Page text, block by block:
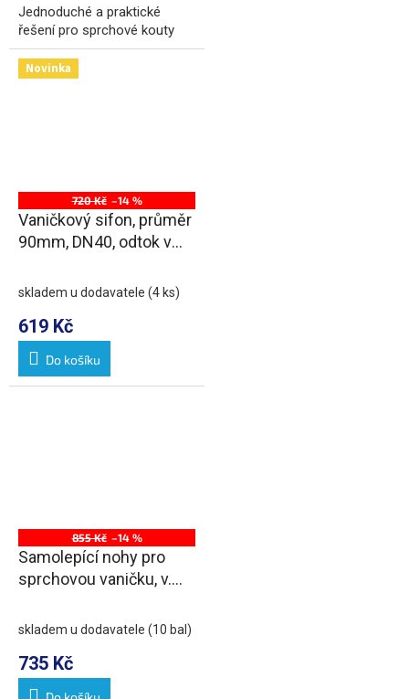
Jednoduché a praktické
řešení pro sprchové kouty
Novinka
720 Kč –14 %
Vaničkový sifon, průměr
90mm, DN40, odtok v
skladem u dodavatele (4 ks)
619 Kč
Do košíku
855 Kč –14 %
Samolepící nohy pro
sprchovou vaničku, v.
skladem u dodavatele (10 bal)
735 Kč